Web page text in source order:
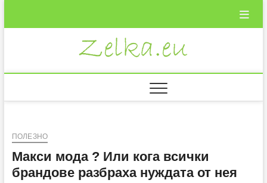
content
ПОЛЕЗНО
Макси мода ? Или кога всички
брандове разбраха нуждата от нея